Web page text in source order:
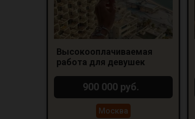
Высокооплачиваемая
работа для девушек
900 000 руб.
Москва